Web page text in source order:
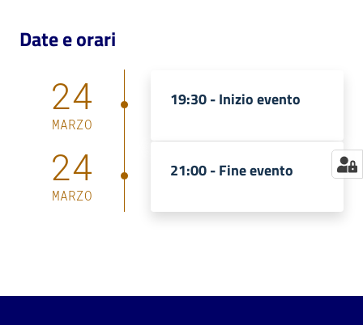
bibliotecario
Date e orari
24
MARZO
19:30 -Inizio evento
24
MARZO
21:00 -Fine evento